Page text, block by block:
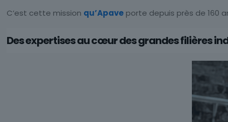
C’est cette mission qu’Apave porte depuis près de 160
Des expertises au cœur des grandes filières